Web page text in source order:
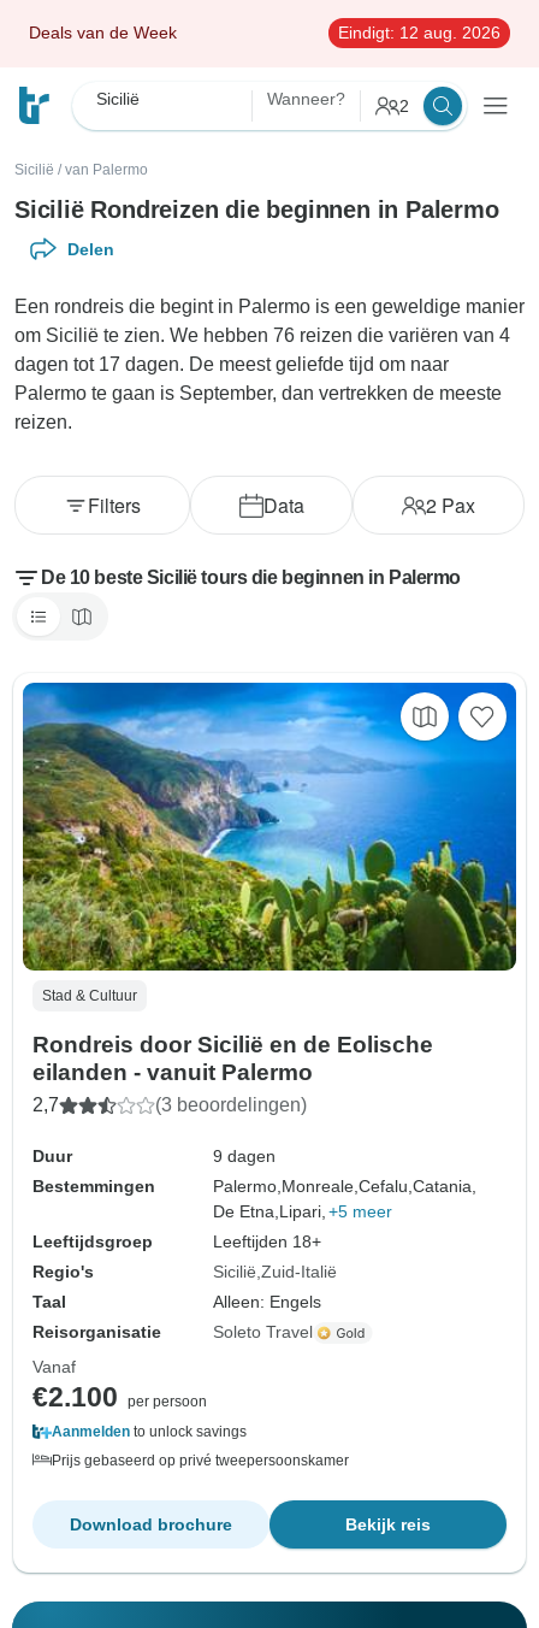
Deals van de Week Eindigt: 12 aug. 2026
Sicilië Wanneer? 2
Sicilië / van Palermo
Sicilië Rondreizen die beginnen in Palermo
Delen
Een rondreis die begint in Palermo is een geweldige manier
om Sicilië te zien. We hebben 76 reizen die variëren van 4
dagen tot 17 dagen. De meest geliefde tijd om naar
Palermo te gaan is September, dan vertrekken de meeste
reizen.
Data 2 Pax
Filters
De 10 beste Sicilië tours die beginnen in Palermo
Stad & Cultuur
Rondreis door Sicilië en de Eolische
eilanden - vanuit Palermo
2,7 (3 beoordelingen)
Duur
9 dagen
Bestemmingen
Palermo, Monreale,Cefalu,Catania,
De Etna, Lipari, +5 meer
Leeftijdsgroep
Leeftijden 18+
Regio's
Sicilië Zuid-Italië
Taal
Alleen: Engels
Reisorganisatie
Soleto Travel
Vanaf
€2.100
per persoon
Aanmelden to unlock savings
Prijs gebaseerd op privé tweepersoonskamer
Bekijk reis
Download brochure